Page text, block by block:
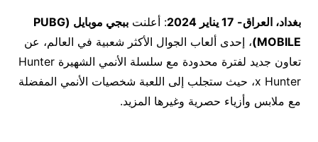
بغداد، العراق- 17 يناير 2024 : أعلنت ببجي موبايل (PUBG
MOBILE
)، إحدى ألعاب الجوال الأكثر شعبية في العالم، عن
تعاون جديد لفترة محدودة مع سلسلة الأنمي الشهيرة Hunter
x Hunter، حيث ستجلب إلى اللعبة شخصيات الأنمي المفضلة
مع ملابس وأزياء حصرية وغيرها المزيد.